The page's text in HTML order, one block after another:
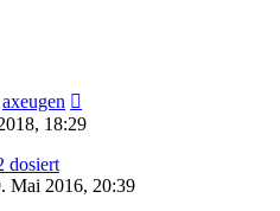
axeugen
18:29
dosiert
Mai 2016, 20:39